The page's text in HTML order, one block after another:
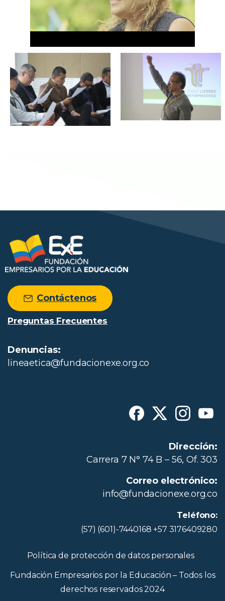
Contáctenos
Preguntas Frecuentes
Denuncias:
lineaetica@fundacionexe.org.co
Dirección:
Carrera 7 N° 74 B – 56, Of. 303
Correo electrónico:
info@fundacionexe.org.co
Teléfono:
(57) (601)-7440168 +57 3176409280
Política de protección de datos personales
Fundación Empresarios por la Educación – Todos los
derechos reservados 2024